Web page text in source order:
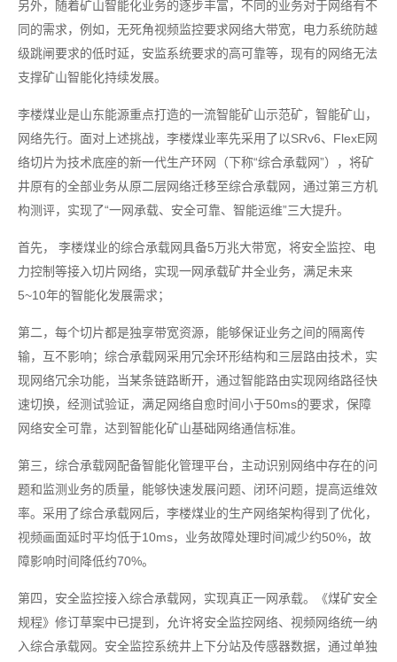
另外，随着矿山智能化业务的逐步丰富，不同的业务对于网络有不
同的需求，例如，无死角视频监控要求网络大带宽，电力系统防越
级跳闸要求的低时延，安监系统要求的高可靠等，现有的网络无法
支撑矿山智能化持续发展。
李楼煤业是山东能源重点打造的一流智能矿山示范矿，智能矿山，
网络先行。面对上述挑战，李楼煤业率先采用了以SRv6、FlexE网
络切片为技术底座的新一代生产环网（下称“综合承载网”），将矿
井原有的全部业务从原二层网络迁移至综合承载网，通过第三方机
构测评，实现了“一网承载、安全可靠、智能运维”三大提升。
首先， 李楼煤业的综合承载网具备5万兆大带宽，将安全监控、电
力控制等接入切片网络，实现一网承载矿井全业务，满足未来
5~10年的智能化发展需求；
第二，每个切片都是独享带宽资源，能够保证业务之间的隔离传
输，互不影响；综合承载网采用冗余环形结构和三层路由技术，实
现网络冗余功能，当某条链路断开，通过智能路由实现网络路径快
速切换，经测试验证，满足网络自愈时间小于50ms的要求，保障
网络安全可靠，达到智能化矿山基础网络通信标准。
第三，综合承载网配备智能化管理平台，主动识别网络中存在的问
题和监测业务的质量，能够快速发展问题、闭环问题，提高运维效
率。采用了综合承载网后，李楼煤业的生产网络架构得到了优化，
视频画面延时平均低于10ms，业务故障处理时间减少约50%，故
障影响时间降低约70%。
第四，安全监控接入综合承载网，实现真正一网承载。《煤矿安全
规程》修订草案中已提到，允许将安全监控网络、视频网络统一纳
入综合承载网。安全监控系统井上下分站及传感器数据，通过单独